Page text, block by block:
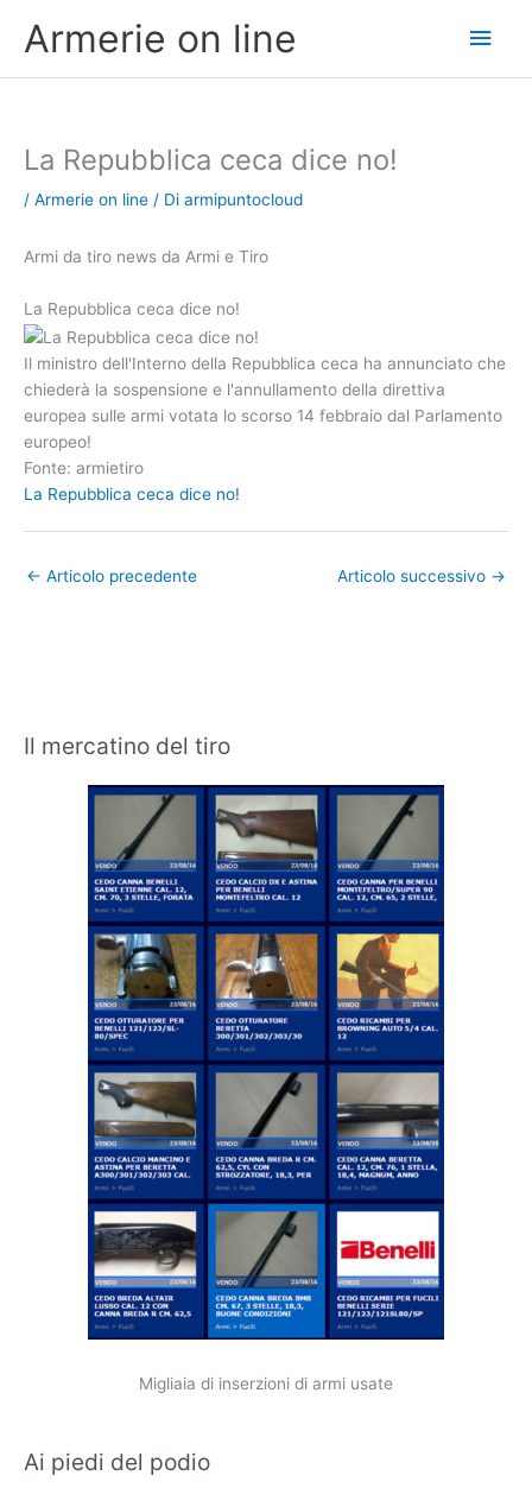
Armerie on line
La Repubblica ceca dice no!
/ Armerie on line / Di armipuntocloud
Armi da tiro news da Armi e Tiro
La Repubblica ceca dice no!
Il ministro dell'Interno della Repubblica ceca ha annunciato che
chiederà la sospensione e l'annullamento della direttiva
europea sulle armi votata lo scorso 14 febbraio dal Parlamento
europeo!
Fonte: armietiro
La Repubblica ceca dice no!
← Articolo precedente Articolo successivo →
Il mercatino del tiro
Migliaia di inserzioni di armi usate
Ai piedi del podio